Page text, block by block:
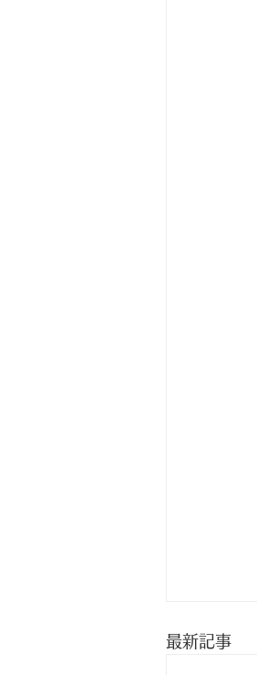
最新記事